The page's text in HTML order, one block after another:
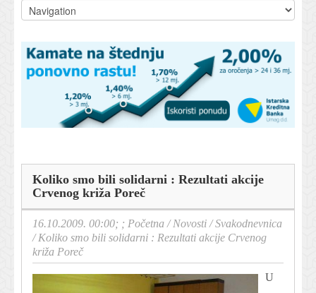
Koliko smo bili solidarni : Rezultati akcije
Crvenog križa Poreč
16.10.2009. 00:00; ; Početna /Novosti /Svakodnevnica
/Koliko smo bili solidarni : Rezultati akcije Crvenog
križa Poreč
U